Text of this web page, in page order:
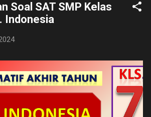
Soal SAT SMP Kelas
Indonesia